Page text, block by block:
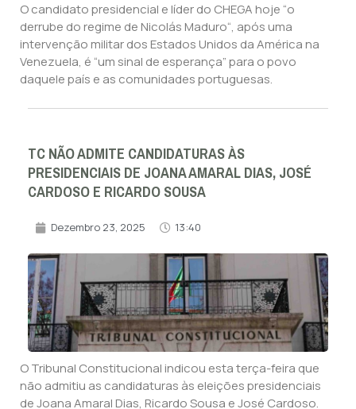
O candidato presidencial e líder do CHEGA hoje “o
derrube do regime de Nicolás Maduro“, após uma
intervenção militar dos Estados Unidos da América na
Venezuela, é “um sinal de esperança” para o povo
daquele país e as comunidades portuguesas.
TC NÃO ADMITE CANDIDATURAS ÀS
PRESIDENCIAIS DE JOANA AMARAL DIAS, JOSÉ
CARDOSO E RICARDO SOUSA
Dezembro 23, 2025 13:40
O Tribunal Constitucional indicou esta terça-feira que
não admitiu as candidaturas às eleições presidenciais
de Joana Amaral Dias, Ricardo Sousa e José Cardoso.